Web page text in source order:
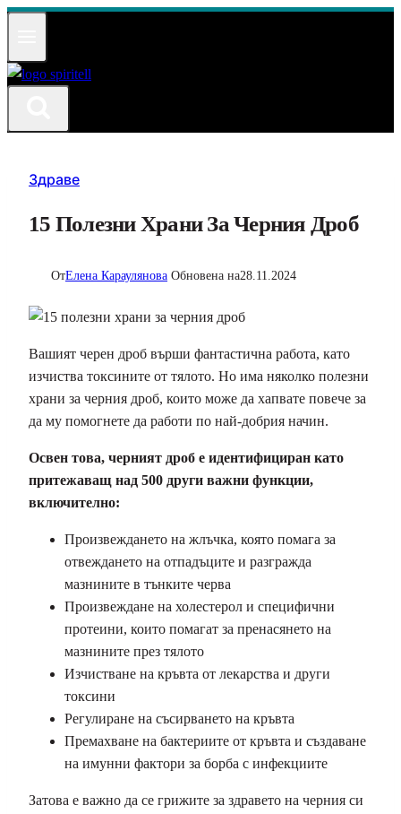
Към
Здраве
15 Полезни Храни За Черния Дроб
ОтЕлена Караулянова Обновена на28.11.2024
Вашият черен дроб върши фантастична работа, като
изчиства токсините от тялото. Но има няколко полезни
храни за черния дроб, които може да хапвате повече за
да му помогнете да работи по най-добрия начин.
Освен това, черният дроб е идентифициран като
притежаващ над 500 други важни функции,
включително:
Произвеждането на жлъчка, която помага за
отвеждането на отпадъците и разгражда
мазнините в тънките черва
Произвеждане на холестерол и специфични
протеини, които помагат за пренасянето на
мазнините през тялото
Изчистване на кръвта от лекарства и други
токсини
Регулиране на съсирването на кръвта
Премахване на бактериите от кръвта и създаване
на имунни фактори за борба с инфекциите
Затова е важно да се грижите за здравето на черния си